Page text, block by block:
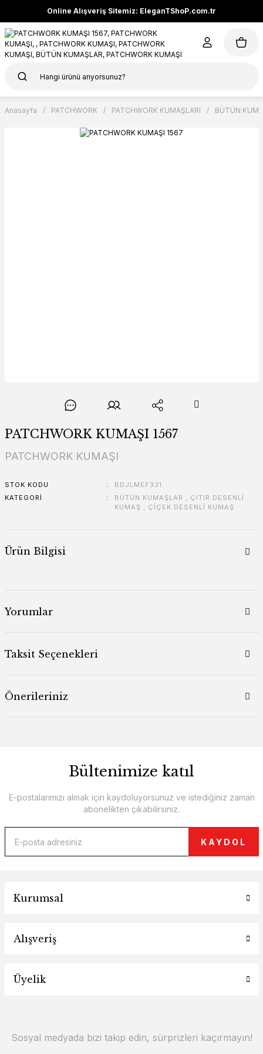
Online Alışveriş Sitemiz: EleganTShoP.com.tr
Anasayfa PATCHWORK PATCHWORK KUMAŞLARI BÜTÜN
PATCHWORK KUMAŞI 1567
PATCHWORK KUMAŞI
STOK KODU
BDJLMEF331
KATEGORI
BÜTÜN KUMAŞLAR , ÇITIR DESENLİ
KUMAŞ , ÇİÇEK DESENLİ KUMAŞ
Ürün Bilgisi
Yorumlar
Taksit Seçenekleri
Önerileriniz
Bültenimize katıl
E-postalarımızı almak için kaydoluyorsunuz ve istediğiniz zaman
abonelikten çıkabilirsiniz.
KAYDOL
Kurumsal
Alışveriş
Üyelik
Sosyal medyada bizi takip edin, sürprizleri kaçırmayın!